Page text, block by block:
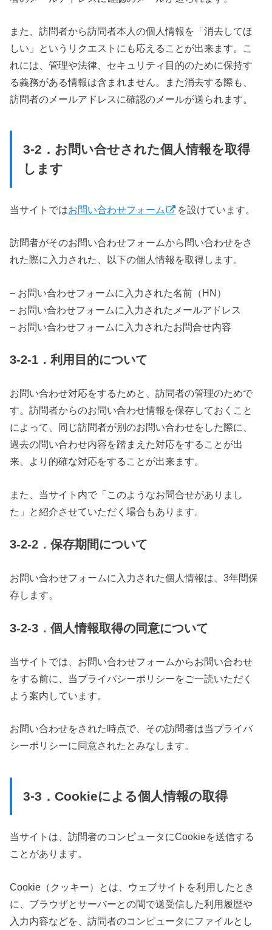
また、訪問者から訪問者本人の個人情報を「消去してほ
しい」というリクエストにも応えることが出来ます。こ
れには、管理や法律、セキュリティ目的のために保持す
る義務がある情報は含まれません。また消去する際も、
訪問者のメールアドレスに確認のメールが送られます。
3-2．お問い合せされた個人情報を取得
します
当サイトではお問い合わせフォーム を設けています。
訪問者がそのお問い合わせフォームから問い合わせをさ
れた際に入力された、以下の個人情報を取得します。
– お問い合わせフォームに入力された名前（HN）
– お問い合わせフォームに入力されたメールアドレス
– お問い合わせフォームに入力されたお問合せ内容
3-2-1．利用目的について
お問い合わせ対応をするためと、訪問者の管理のためで
す。訪問者からのお問い合わせ情報を保存しておくこと
によって、同じ訪問者が別のお問い合わせをした際に、
過去の問い合わせ内容を踏まえた対応をすることが出
来、より的確な対応をすることが出来ます。
また、当サイト内で「このようなお問合せがありまし
た」と紹介させていただく場合もあります。
3-2-2．保存期間について
お問い合わせフォームに入力された個人情報は、3年間保
存します。
3-2-3．個人情報取得の同意について
当サイトでは、お問い合わせフォームからお問い合わせ
をする前に、当プライバシーポリシーをご一読いただく
よう案内しています。
お問い合わせをされた時点で、その訪問者は当プライバ
シーポリシーに同意されたとみなします。
3-3．Cookieによる個人情報の取得
当サイトは、訪問者のコンピュータにCookieを送信する
ことがあります。
Cookie（クッキー）とは、ウェブサイトを利用したとき
に、ブラウザとサーバーとの間で送受信した利用履歴や
入力内容などを、訪問者のコンピュータにファイルとし